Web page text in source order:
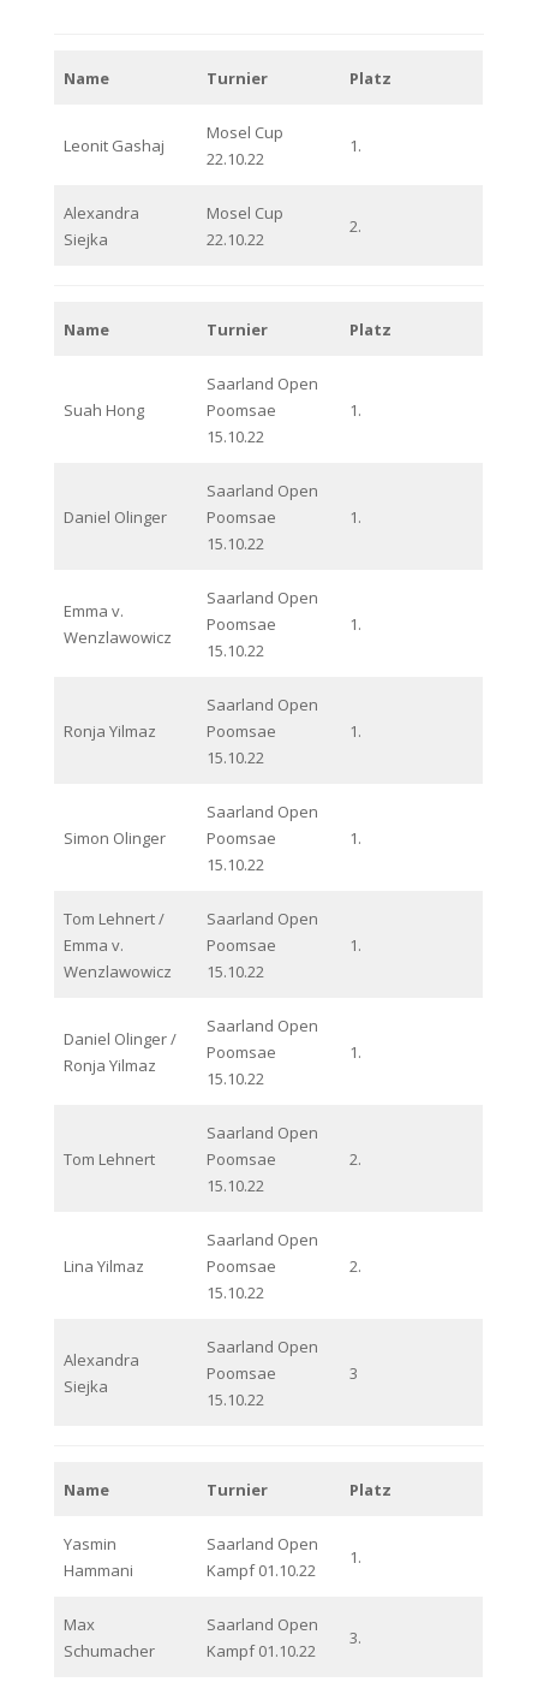
Name Turnier Platz
Leonit Gashaj
Mosel Cup
22.10.22
1.
Alexandra
Siejka
Mosel Cup
22.10.22
2.
Name Turnier Platz
Suah Hong
Saarland Open
Poomsae
15.10.22
1.
Daniel Olinger
Saarland Open
Poomsae
15.10.22
1.
Emma v.
Wenzlawowicz
Saarland Open
Poomsae
15.10.22
1.
Ronja Yilmaz
Saarland Open
Poomsae
15.10.22
1.
Simon Olinger
Saarland Open
Poomsae
15.10.22
1.
Tom Lehnert /
Emma v.
Wenzlawowicz
Saarland Open
Poomsae
15.10.22
1.
Daniel Olinger /
Ronja Yilmaz
Saarland Open
Poomsae
15.10.22
1.
Tom Lehnert
Saarland Open
Poomsae
15.10.22
2.
Lina Yilmaz
Saarland Open
Poomsae
15.10.22
2.
Alexandra
Siejka
Saarland Open
Poomsae
15.10.22
3
Name Turnier Platz
Yasmin
Hammani
Saarland Open
Kampf 01.10.22
1.
Max
Schumacher
Saarland Open
Kampf 01.10.22
3.